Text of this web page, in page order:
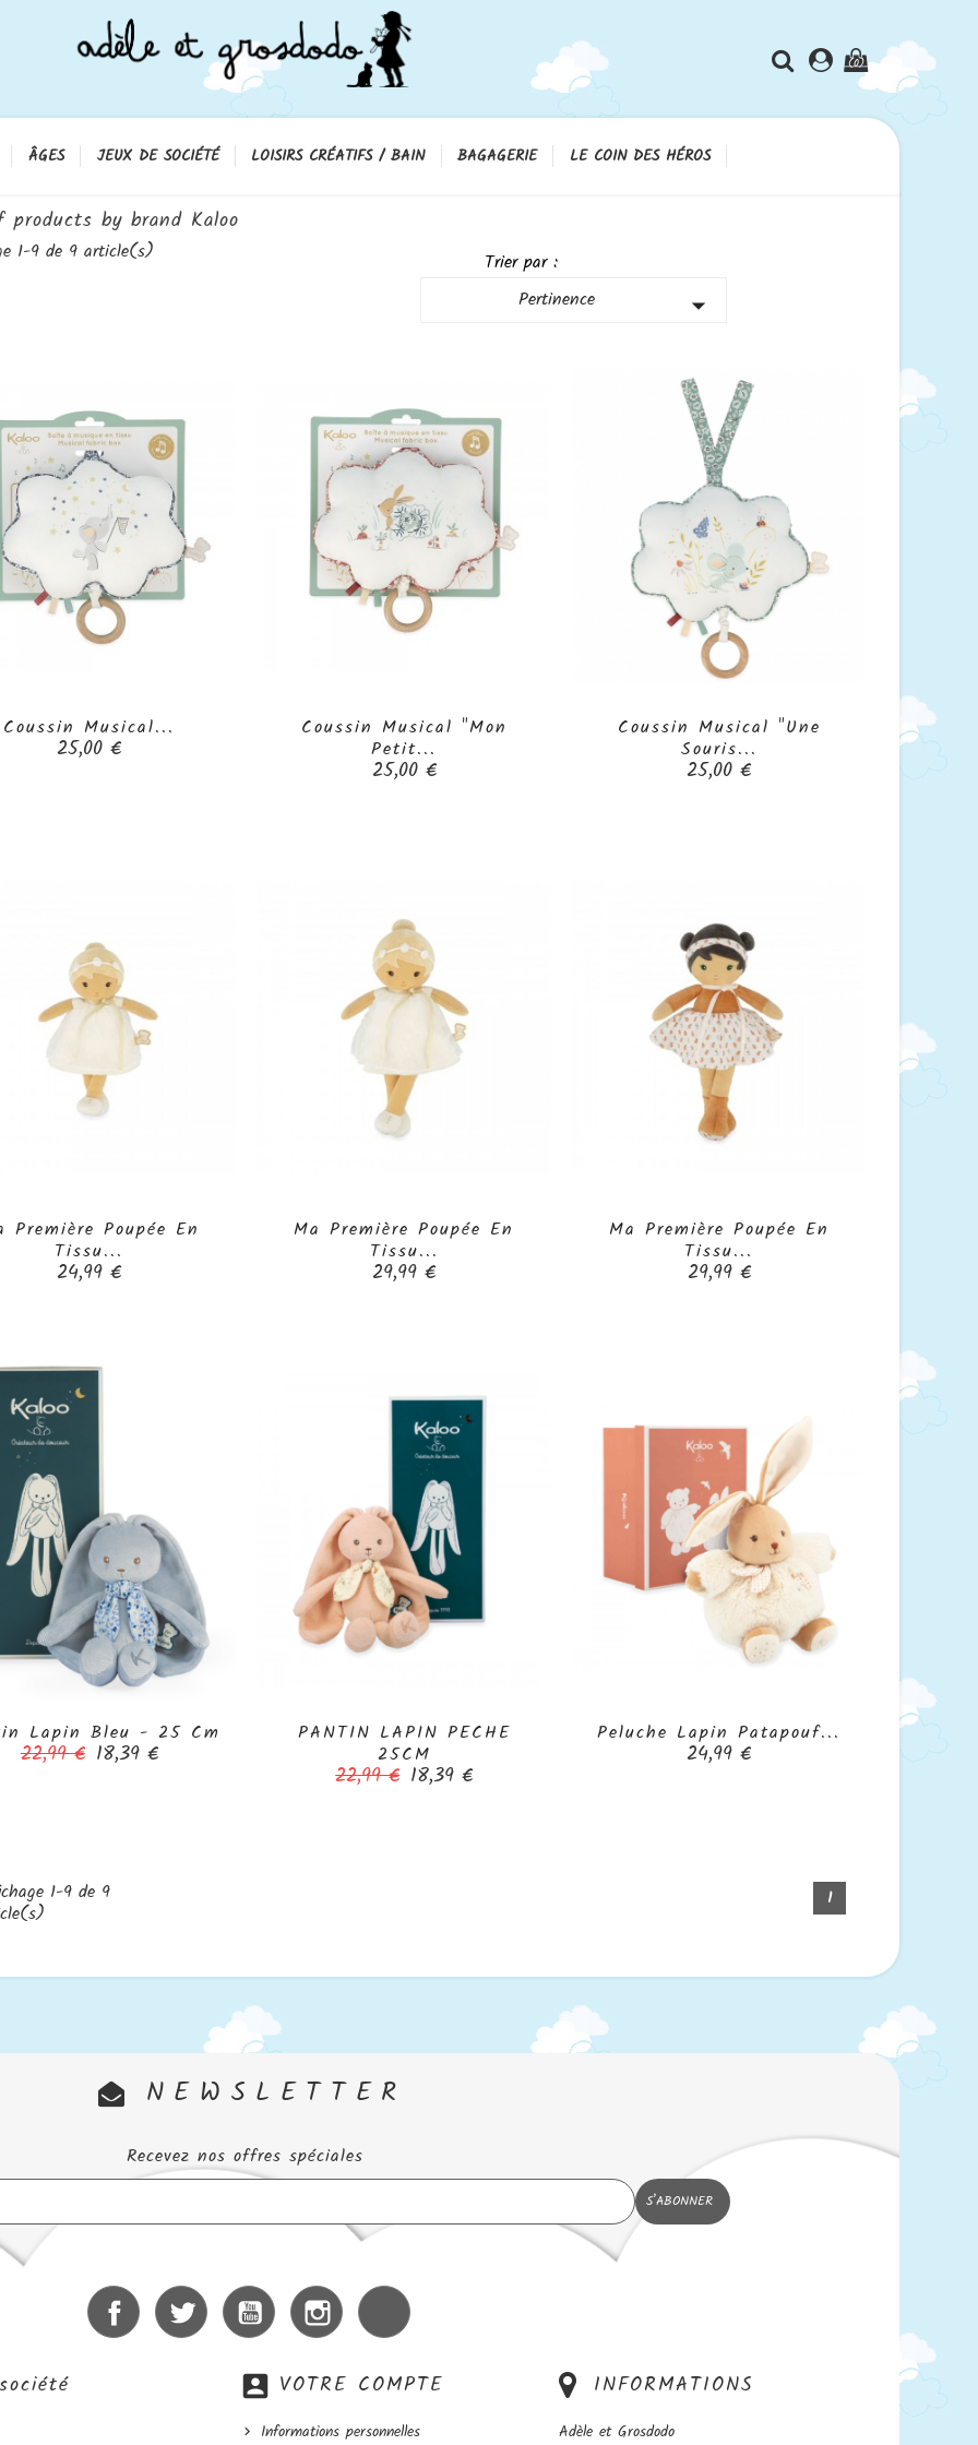
(0)
ÂGES JEUX DE SOCIÉTÉ LOISIRS CRÉATIFS / BAIN BAGAGERIE LE COIN DES HÉROS
by brand Kaloo
1-9 de 9 article(s)
Trier par :
Pertinence

Coussin Musical...
Prix
25,00 €
Coussin Musical "Mon
Petit...
Prix
25,00 €

Coussin Musical "Une
Souris...
Prix
25,00 €

Première Poupée En
Tissu...
Prix
24,99 €

Ma Première Poupée En
Tissu...
Prix
29,99 €

Ma Première Poupée En
Tissu...
Prix
29,99 €

Lapin Bleu - 25 Cm
Prix
22,99 € Prix
18,39 €

PANTIN LAPIN PECHE
25CM
Prix
22,99 € Prix
18,39 €
 Peluche Lapin Patapouf...
Prix
24,99 €
1-9 de 9
1
NEWSLETTER
Recevez nos offres spéciales
Facebook Twitter YouTube Instagram
account_box VOTRE COMPTE
Informations personnelles
INFORMATIONS
Adèle et Grosdodo